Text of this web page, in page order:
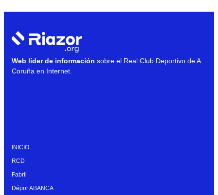
Web líder de información sobre el Real Club Deportivo de A
Coruña en Internet.
INICIO
RCD
Fabril
Dépor ABANCA